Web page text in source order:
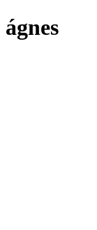
ágnes